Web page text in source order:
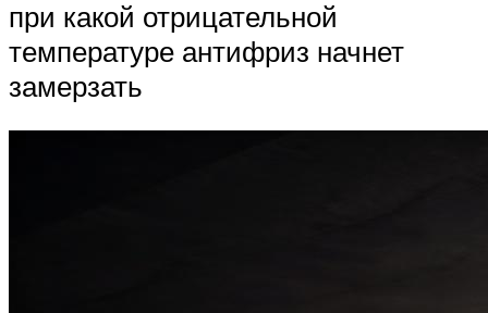
при какой отрицательной
температуре антифриз начнет
замерзать